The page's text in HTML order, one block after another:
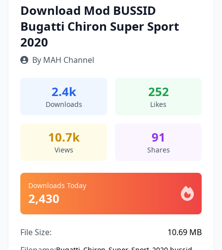
Download Mod BUSSID
Bugatti Chiron Super Sport
2020
By MAH Channel
2.4k
Downloads
252
Likes
10.7k
Views
91
Shares
Downloads Today
2,430
File Size:
10.69 MB